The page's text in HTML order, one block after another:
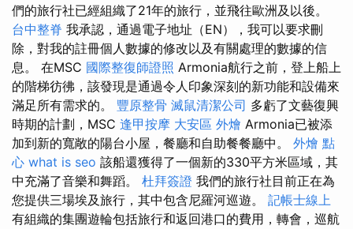
們的旅行社已經組織了21年的旅行，並飛往歐洲及以後。
台中整脊 我承認，通過電子地址（EN），我可以要求刪
除，對我的註冊個人數據的修改以及有關處理的數據的信
息。 在MSC 國際整復師證照 Armonia航行之前，登上船上
的階梯彷彿，該發現是通過令人印象深刻的新功能和設備來
滿足所有需求的。 豐原整骨 滅鼠清潔公司 多虧了文藝復興
時期的計劃，MSC 逢甲按摩 大安區 外燴 Armonia已被添
加到新的寬敞的陽台小屋，餐廳和自助餐餐廳中。 外燴 點
心 what is seo 該船還獲得了一個新的330平方米區域，其
中充滿了音樂和舞蹈。 杜拜簽證 我們的旅行社目前正在為
您提供三場埃及旅行，其中包含尼羅河巡遊。 記帳士線上
有組織的集團遊輪包括旅行和返回港口的費用，轉會，巡航